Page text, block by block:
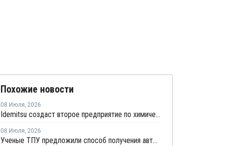
Похожие новости
08 Июля, 2026
Idemitsu создаст второе предприятие по химической переработке отходов в Японии
08 Июля, 2026
Ученые ТПУ предложили способ получения автомобильного бензина из пластиковых отходов